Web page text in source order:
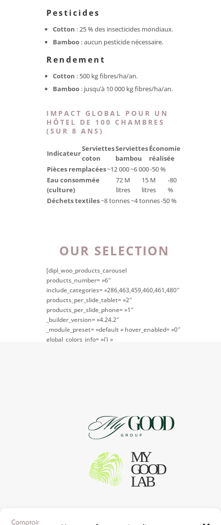
Pesticides
Cotton : 25 % des insecticides mondiaux.
Bamboo : aucun pesticide nécessaire.
Rendement
Cotton : 500 kg fibres/ha/an.
Bamboo : jusqu’à 10 000 kg fibres/ha/an.
IMPACT GLOBAL POUR UN
HÔTEL DE 100 CHAMBRES
(SUR 8 ANS)
Indicateur
Serviettes
coton
Serviettes
bambou
Économie
réalisée
Pièces remplacées~12 000~6 000-50 %
Eau consommée
(culture)
72 M
litres
15 M
litres
-80
%
Déchets textiles~8 tonnes~4 tonnes-50 %
OUR SELECTION
[dipl_woo_products_carousel
products_number= »6″
include_categories= »286,463,459,460,461,480″
products_per_slide_tablet= »2″
products_per_slide_phone= »1″
_builder_version= »4.24.2″
_module_preset= »default » hover_enabled= »0″
global_colors_info= »{} »